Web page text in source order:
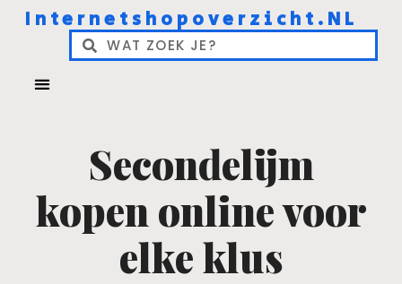
Internetshopoverzicht.NL
Secondelijm
kopen online voor
elke klus